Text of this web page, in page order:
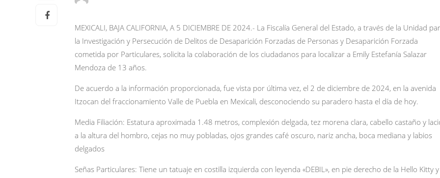
MEXICALI, BAJA CALIFORNIA, A 5 DICIEMBRE DE 2024.- La Fiscalía General del Estado, a través de la Unidad
la Investigación y Persecución de Delitos de Desaparición Forzadas de Personas y Desaparición Forzada
cometida por Particulares, solicita la colaboración de los ciudadanos para localizar a Emily Estefanía Salazar
Mendoza de 13 años.
De acuerdo a la información proporcionada, fue vista por última vez, el 2 de diciembre de 2024, en la avenida
Itzocan del fraccionamiento Valle de Puebla en Mexicali, desconociendo su paradero hasta el día de hoy.
Media Filiación: Estatura aproximada 1.48 metros, complexión delgada, tez morena clara, cabello castaño y
a la altura del hombro, cejas no muy pobladas, ojos grandes café oscuro, nariz ancha, boca mediana y labios
delgados
Señas Particulares: Tiene un tatuaje en costilla izquierda con leyenda «DEBIL», en pie derecho de la Hello Kitty y